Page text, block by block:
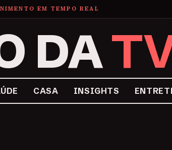
EM TEMPO REAL
DA
CASA INSIGHTS